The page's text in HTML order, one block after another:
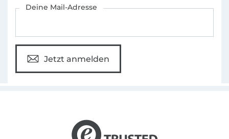
Deine Mail-Adresse
Jetzt anmelden